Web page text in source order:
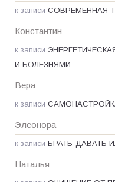
к записи СОВРЕМЕННАЯ
Константин
к записи
И БОЛЕЗНЯМИ
Вера
к записи
Элеонора
к записи БРАТЬ-ДАВАТЬ
Наталья